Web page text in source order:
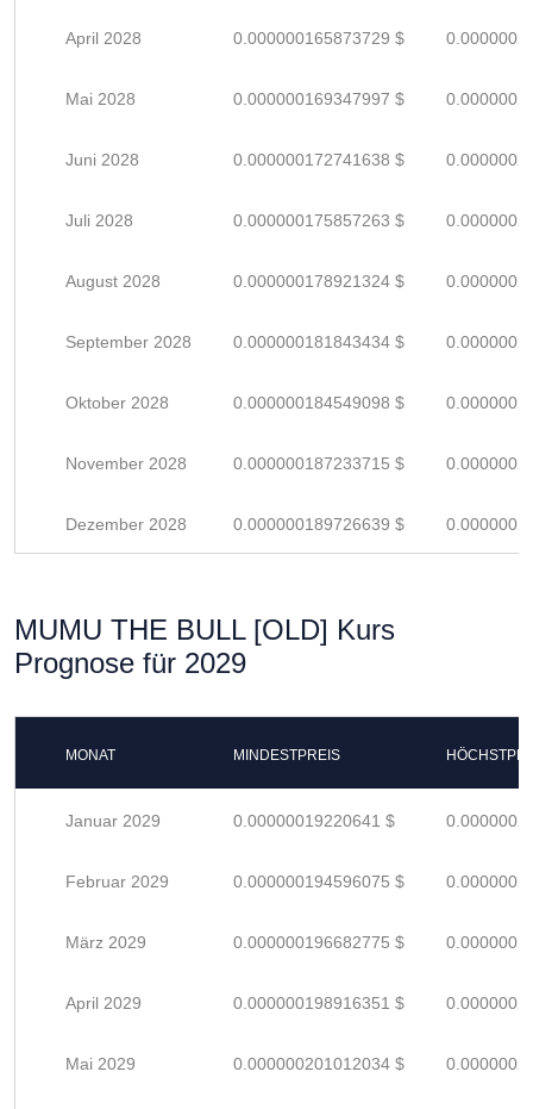
April 2028 0.000000165873729 $
Mai 2028 0.000000169347997 $
Juni 2028 0.000000172741638 $
Juli 2028 0.000000175857263 $
August 2028 0.000000178921324 $
September 2028 0.000000181843434 $
Oktober 2028 0.000000184549098 $
November 2028 0.000000187233715 $
Dezember 2028 0.000000189726639 $
MUMU THE BULL [OLD] Kurs
Prognose für 2029
MONAT MINDESTPREIS
Januar 2029 0.00000019220641 $
Februar 2029 0.000000194596075 $
März 2029 0.000000196682775 $
April 2029 0.000000198916351 $
Mai 2029 0.000000201012034 $